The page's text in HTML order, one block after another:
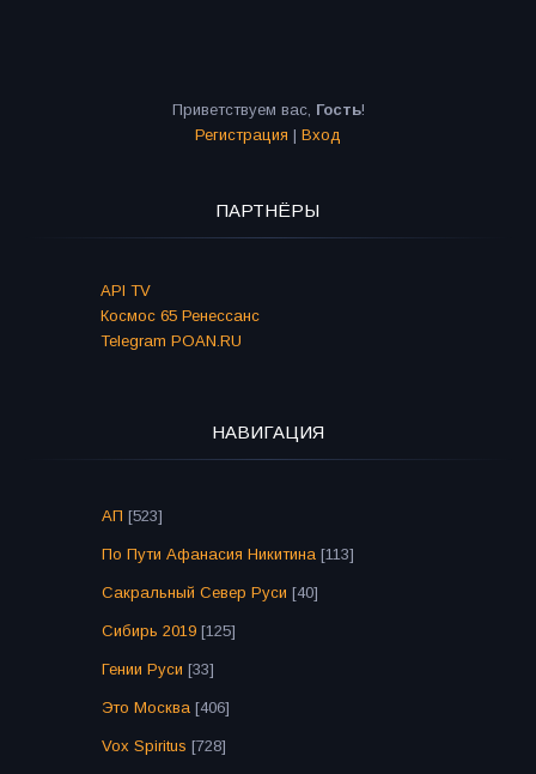
Приветствуем вас, Гость!
Регистрация | Вход
ПАРТНЁРЫ
API TV
Космос 65 Ренессанс
Telegram POAN.RU
НАВИГАЦИЯ
АП [523]
По Пути Афанасия Никитина [113]
Сакральный Север Руси [40]
Сибирь 2019 [125]
Гении Руси [33]
Это Москва [406]
Vox Spiritus [728]